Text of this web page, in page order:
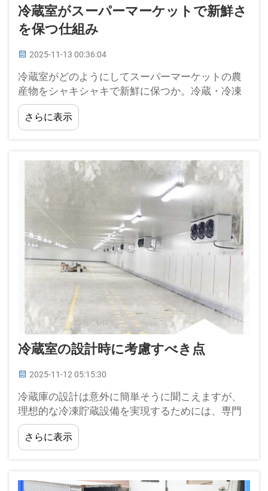
冷蔵室がスーパーマーケットで新鮮さ
を保つ仕組み
2025-11-13 00:36:04
冷蔵室がどのようにしてスーパーマーケットの農
産物をシャキシャキで新鮮に保つか。冷蔵・冷凍
棚は、スーパーマーケットでの農産物や生もの商
品を新鮮で高品質の状態に保つのに役立っていま
す。これらは最適な温度と湿度を維持するために
さらに表示
冷蔵室の設計時に考慮すべき点
2025-11-12 05:15:30
冷蔵庫の設計は意外に簡単そうに聞こえますが、
理想的な冷凍貯蔵設備を実現するためには、専門
家のアドバイスを必要とする重要な要素が数多く
あります。New Starは、最も人気のある冷蔵庫用
パネルおよび冷却装置の1つです…
さらに表示